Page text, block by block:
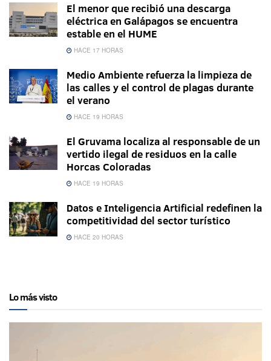
El menor que recibió una descarga
eléctrica en Galápagos se encuentra
estable en el HUME
HACE 17 HORAS
Medio Ambiente refuerza la limpieza de
las calles y el control de plagas durante
el verano
HACE 19 HORAS
El Gruvama localiza al responsable de un
vertido ilegal de residuos en la calle
Horcas Coloradas
HACE 19 HORAS
Datos e Inteligencia Artificial redefinen la
competitividad del sector turístico
HACE 20 HORAS
Lo más visto